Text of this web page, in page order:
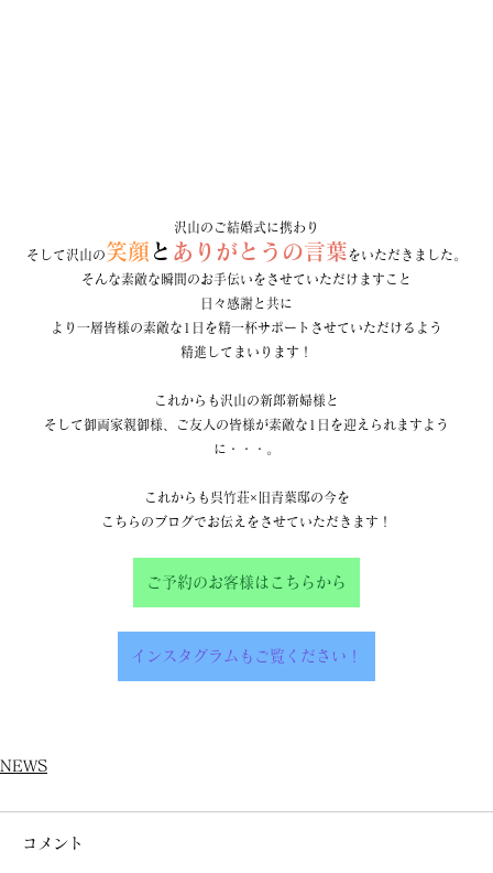
沢山のご結婚式に携わり
そして沢山の笑顔 と ありがとうの言葉をいただきました。
そんな素敵な瞬間のお手伝いをさせていただけますこと
日々感謝と共に
より一層皆様の素敵な1日を精一杯サポートさせていただけるよう
精進してまいります！
これからも沢山の新郎新婦様と
そして御両家親御様、ご友人の皆様が素敵な1日を迎えられますよう
に・・・。
これからも呉竹荘×旧青葉邸の今を
こちらのブログでお伝えをさせていただきます！
ご予約のお客様はこちらから
インスタグラムもご覧ください！
NEWS
コメント